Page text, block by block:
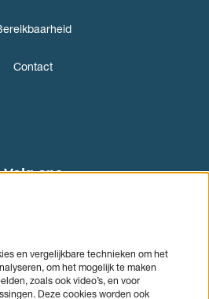
Contact
Volg ons
en vergelijkbare technieken om het
om het mogelijk te maken
zoals ook video’s, en voor
Deze cookies worden ook